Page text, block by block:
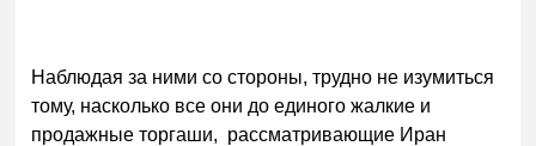
Наблюдая за ними со стороны, трудно не изумиться
тому, насколько все они до единого жалкие и
продажные торгаши, рассматривающие Иран